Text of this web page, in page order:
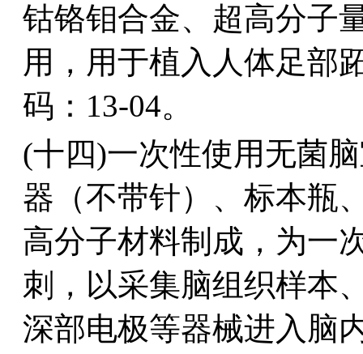
钴铬钼合金、超高分子
用，用于植入人体足部
码：13-04。
(十四)一次性使用无菌
器（不带针）、标本瓶
高分子材料制成，为一
刺，以采集脑组织样本
深部电极等器械进入脑